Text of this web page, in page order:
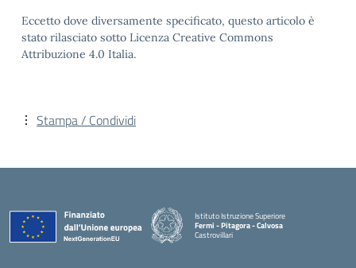
Eccetto dove diversamente specificato, questo articolo è
stato rilasciato sotto Licenza Creative Commons
Attribuzione 4.0 Italia.
Stampa / Condividi
Istituto Istruzione Superiore
Fermi - Pitagora - Calvosa
Castrovillari